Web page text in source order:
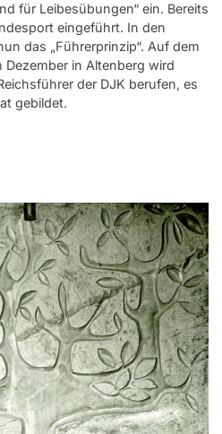
für Leibesübungen“ ein. Bereits
eingeführt. In den
das „Führerprinzip“. Auf dem
Dezember in Altenberg wird
der DJK berufen, es
gebildet.